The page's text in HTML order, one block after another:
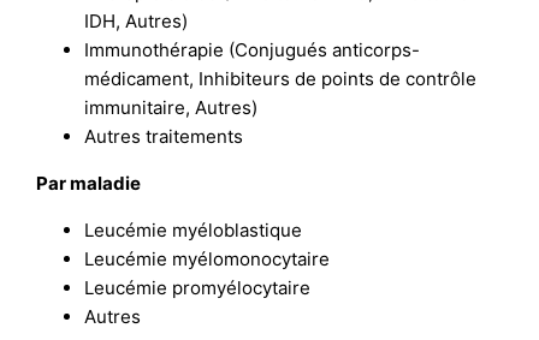
IDH, Autres)
Immunothérapie (Conjugués anticorps-
médicament, Inhibiteurs de points de contrôle
immunitaire, Autres)
Autres traitements
Par maladie
Leucémie myéloblastique
Leucémie myélomonocytaire
Leucémie promyélocytaire
Autres